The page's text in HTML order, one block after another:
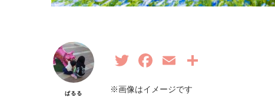
ぱるる
TwitterFacebook
Email
※画像はイメージです